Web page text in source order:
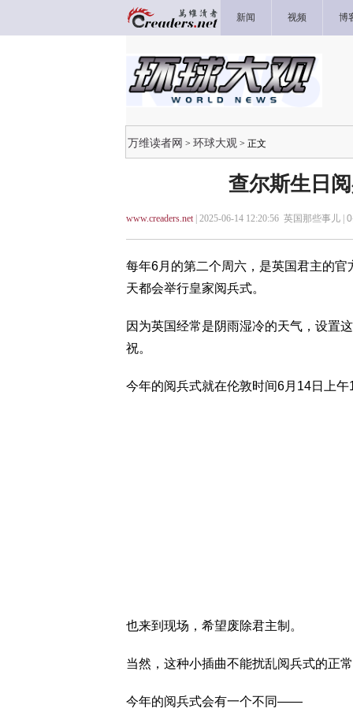
新闻 视频 博
万维读者网 > 环球大观 > 正文
查尔斯生日
www.creaders.net| 2025-06-14 12:20:56 英国那些事儿 | 0
每年6月的第二个周六，是英国君主的
天都会举行皇家阅兵式。
因为英国经常是阴雨湿冷的天气，设置
祝。
今年的阅兵式就在伦敦时间6月14日上
也来到现场，希望废除君主制。
当然，这种小插曲不能扰乱阅兵式的正
今年的阅兵式会有一个不同——